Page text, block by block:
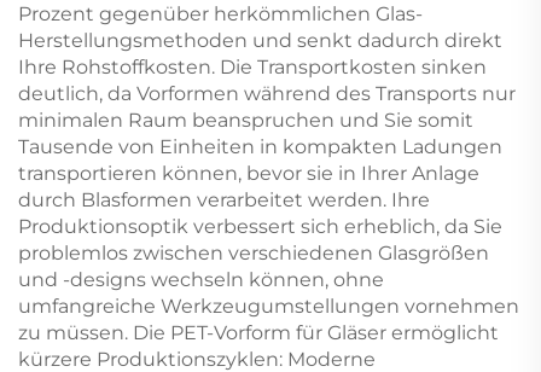
Prozent gegenüber herkömmlichen Glas-
Herstellungsmethoden und senkt dadurch direkt
Ihre Rohstoffkosten. Die Transportkosten sinken
deutlich, da Vorformen während des Transports nur
minimalen Raum beanspruchen und Sie somit
Tausende von Einheiten in kompakten Ladungen
transportieren können, bevor sie in Ihrer Anlage
durch Blasformen verarbeitet werden. Ihre
Produktionsoptik verbessert sich erheblich, da Sie
problemlos zwischen verschiedenen Glasgrößen
und -designs wechseln können, ohne
umfangreiche Werkzeugumstellungen vornehmen
zu müssen. Die PET-Vorform für Gläser ermöglicht
kürzere Produktionszyklen: Moderne